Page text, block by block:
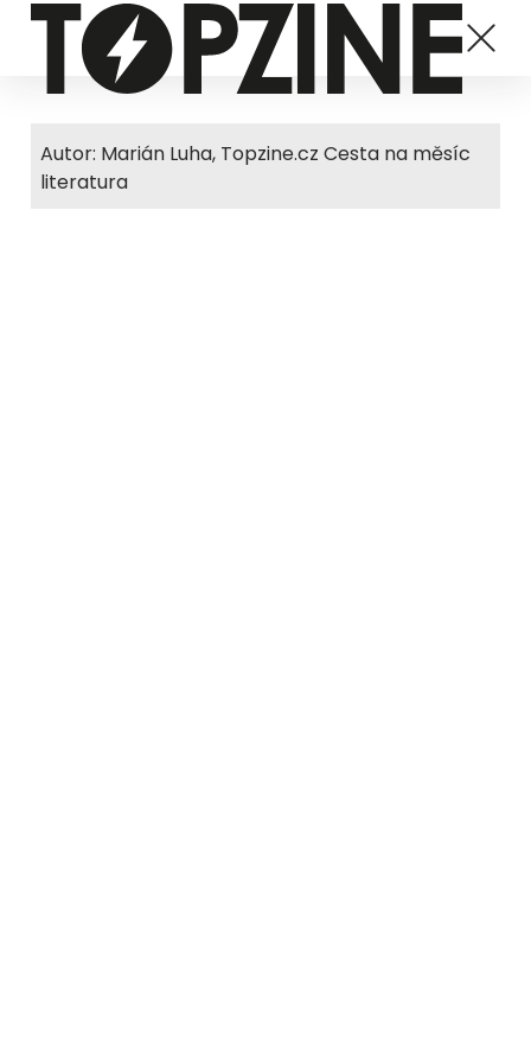
Autor: Marián Luha, Topzine.cz Cesta na měsíc
literatura